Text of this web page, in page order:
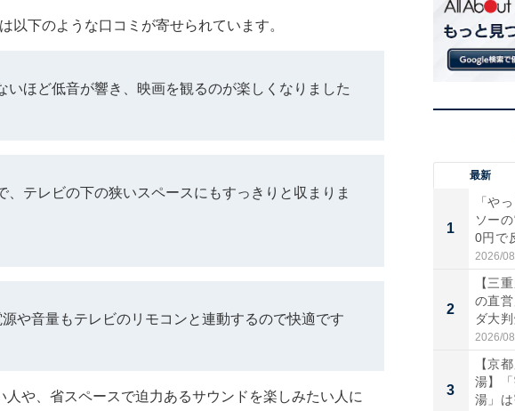
下のような口コミが寄せられています。
いほど低音が響き、映画を観るのが楽しくなりました
テレビの下の狭いスペースにもすっきりと収まりま
や音量もテレビのリモコンと連動するので快適です
や、省スペースで迫力あるサウンドを楽しみたい人に
最新
1
「や
ソー
0円で
2026/
2
【三
の直
ダ大
伊...
2026/
3
【京
湯】
湯」